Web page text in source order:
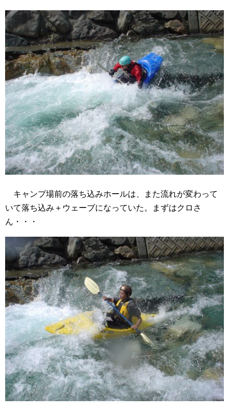
キャンプ場前の落ち込みホールは、また流れが変わって
いて落ち込み＋ウェーブになっていた。まずはクロさ
ん・・・